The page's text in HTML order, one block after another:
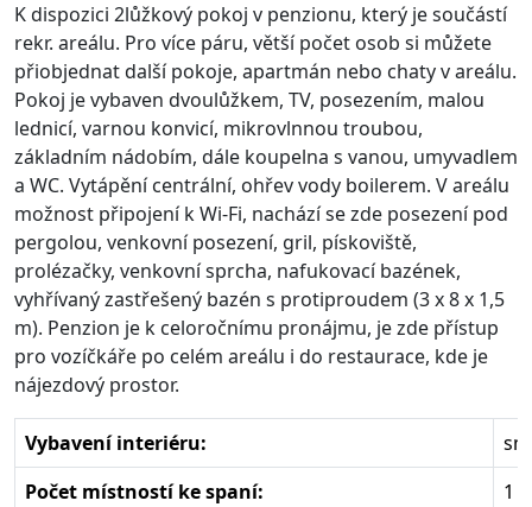
K dispozici 2lůžkový pokoj v penzionu, který je součástí
rekr. areálu. Pro více páru, větší počet osob si můžete
přiobjednat další pokoje, apartmán nebo chaty v areálu.
Pokoj je vybaven dvoulůžkem, TV, posezením, malou
lednicí, varnou konvicí, mikrovlnnou troubou,
základním nádobím, dále koupelna s vanou, umyvadlem
a WC. Vytápění centrální, ohřev vody boilerem. V areálu
možnost připojení k Wi-Fi, nachází se zde posezení pod
pergolou, venkovní posezení, gril, pískoviště,
prolézačky, venkovní sprcha, nafukovací bazének,
vyhřívaný zastřešený bazén s protiproudem (3 x 8 x 1,5
m). Penzion je k celoročnímu pronájmu, je zde přístup
pro vozíčkáře po celém areálu i do restaurace, kde je
nájezdový prostor.
Vybavení interiéru:
Počet místností ke spaní:
1